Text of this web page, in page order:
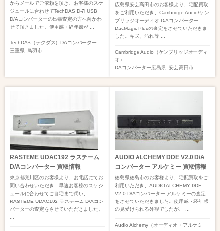
からメールでご依頼を頂き、お客様のスケ
ジュールに合わせてTechDAS D-7i USB
D/Aコンバーターの出張査定の方へ向かわ
せて頂きました。使用感・経年感が ...
TechDAS（テクダス） DAコンバーター
三重県
鳥羽市
広島県安芸高田市のお客様より、宅配買取
をご利用いただき、Cambridge Audio/ケン
ブリッジオーディオ D/Aコンバーター
DacMagic Plusの査定をさせていただきま
した。キズ、汚れ等 ...
Cambridge Audio（ケンブリッジオーディ
オ）
DAコンバーター広島県 安芸高田市
RASTEME UDAC192 ラステーム
D/Aコンバーター 買取情報
東京都荒川区のお客様より、お電話にてお
問い合わせいただき、早速お客様のスケジ
ュールに合わせてご自宅まで伺い、
RASTEME UDAC192 ラステーム D/Aコン
バーターの査定をさせていただきました。
AUDIO ALCHEMY DDE V2.0 D/A
コンバーター アルケミー 買取情報
徳島県徳島市のお客様より、宅配買取をご
利用いただき、AUDIO ALCHEMY DDE
V2.0 D/Aコンバーター アルケミーの査定
をさせていただきました。使用感・経年感
の見受けられる外観でしたが、 ...
Audio Alchemy（オーディオ・アルケミ